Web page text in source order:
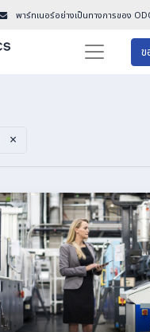
พาร์ทเนอร์อย่างเป็นทางการของ
ข
×